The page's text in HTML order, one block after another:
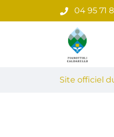
au
04 95 71
Site
Site officiel